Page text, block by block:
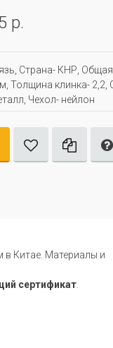
р.
Страна- КНР,
Толщина клинка- 2,2,
Чехол- нейлон
в Китае. Материалы и
сертификат.